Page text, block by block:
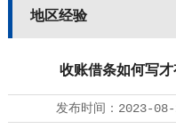
地区经验
收账借条如何写
发布时间： 2023-